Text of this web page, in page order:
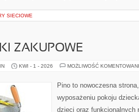
SIECIOWE
ZAKUPOWE
KWI - 1 - 2026 MOŻLIWOŚĆ
Pino to nowoczesna
wyposażeniu pokoju
dzieci oraz funkcjonalnych